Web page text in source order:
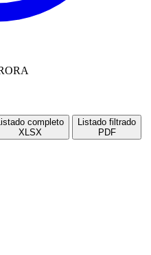
completo
XLSX
Listado filtrado
PDF